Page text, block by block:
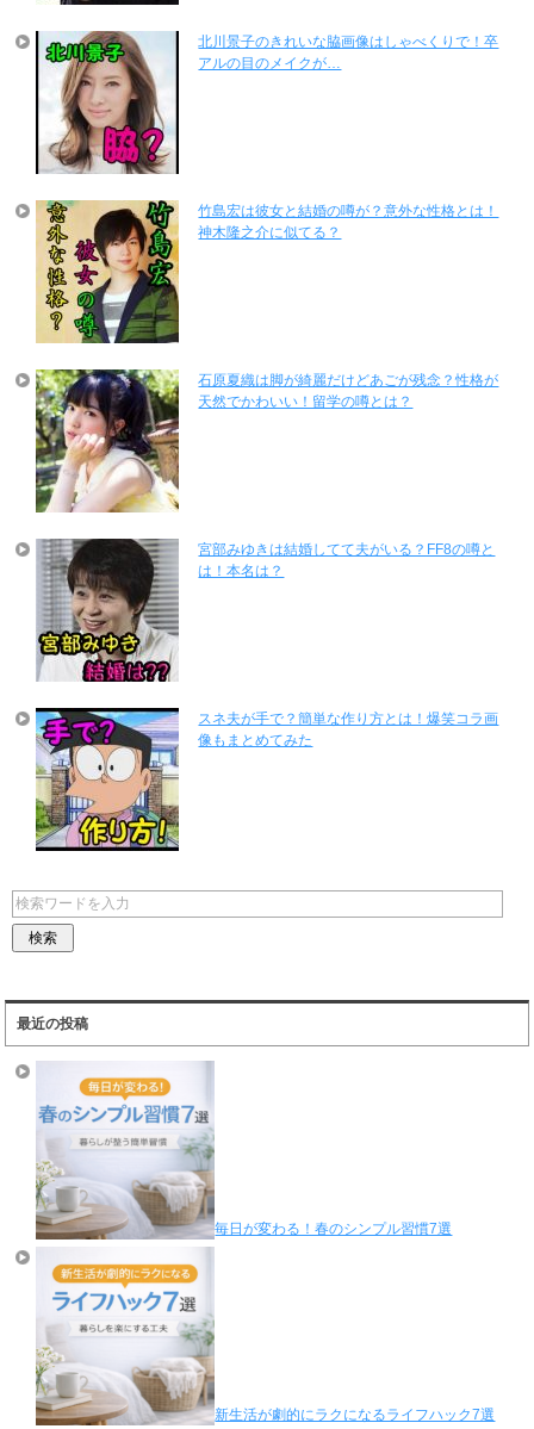
北川景子のきれいな脇画像はしゃべくりで！卒
アルの目のメイクが…
竹島宏は彼女と結婚の噂が？意外な性格とは！
神木隆之介に似てる？
石原夏織は脚が綺麗だけどあごが残念？性格が
天然でかわいい！留学の噂とは？
宮部みゆきは結婚してて夫がいる？FF8の噂と
は！本名は？
スネ夫が手で？簡単な作り方とは！爆笑コラ画
像もまとめてみた
最近の投稿
毎日が変わる！春のシンプル習慣7選
新生活が劇的にラクになるライフハック7選